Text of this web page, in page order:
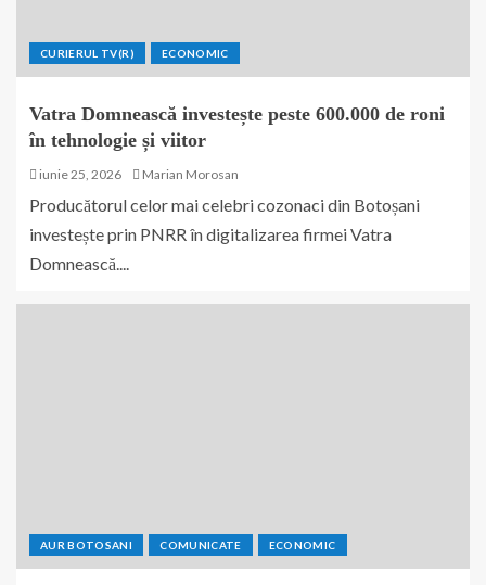
CURIERUL TV(R) ECONOMIC
Vatra Domnească investește peste 600.000 de roni
în tehnologie și viitor
iunie 25, 2026 Marian Morosan
Producătorul celor mai celebri cozonaci din Botoșani
investește prin PNRR în digitalizarea firmei Vatra
Domnească....
AUR BOTOSANI COMUNICATE ECONOMIC